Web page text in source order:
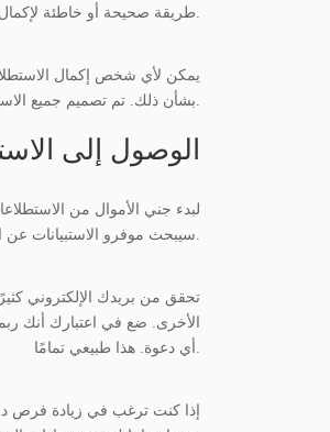
طريقة صحيحة أو خاطئة لإكمال الاستبيانات المدفوعة طالما أن إجاباتك صادقة وكاملة.
يمكن لأي شخص إكمال
بشأن ذلك. تم تصميم جميع الاستطلاعات المدفوعة لجمع الآراء والتصورات المختلفة. لذلك ، لا توجد إجابات صحيحة أو خاطئة. هناك آراء مختلفة فقط.
الوصول إلى
لبدء جني الأموال من
سيبحث موفرو الاستبيانات عن الاستطلاعات التي تناسب ملفك الشخصي. وعندما يجدونها ، ستتلقى دعوة على البريد الإلكتروني الذي قدمته.
تحقق من بريدك الإلكتروني
الأخرى. ضع في اعتبارك أنك
أي دعوة. هذا طبيعي تمامًا.
إذا كنت ترغب في زيادة فرص